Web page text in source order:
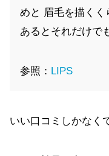
めと 眉毛を描く
あるとそれだけで
参照： LIPS
いい口コミしかなく